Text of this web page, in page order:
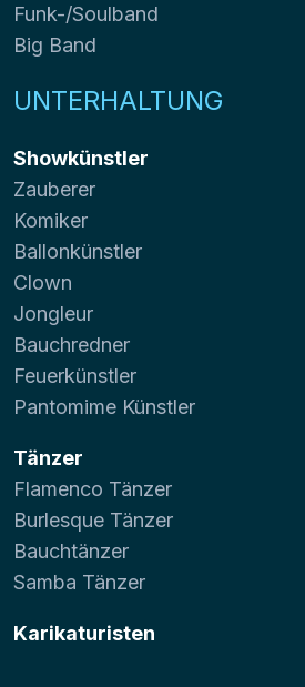
Funk-/Soulband
Big Band
UNTERHALTUNG
Showkünstler
Zauberer
Komiker
Ballonkünstler
Clown
Jongleur
Bauchredner
Feuerkünstler
Pantomime Künstler
Tänzer
Flamenco Tänzer
Burlesque Tänzer
Bauchtänzer
Samba Tänzer
Karikaturisten